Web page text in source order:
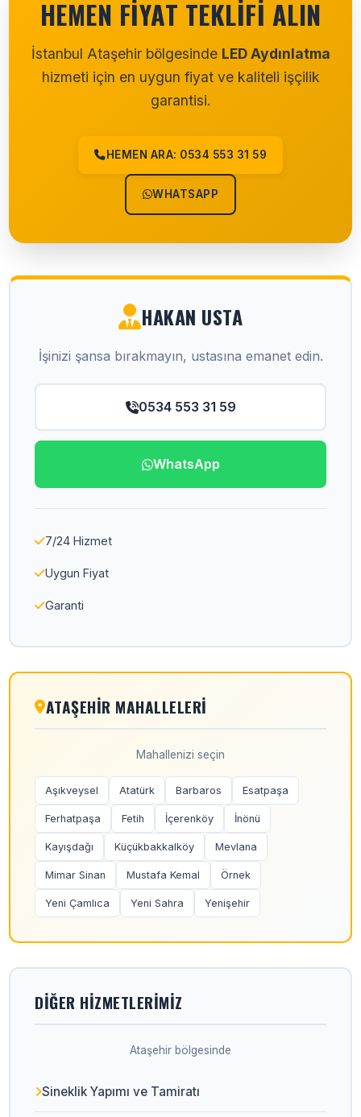
HEMEN FIYAT TEKLIFI ALIN
İstanbul Ataşehir bölgesinde LED Aydınlatma
hizmeti için en uygun fiyat ve kaliteli işçilik
garantisi.
HEMEN ARA: 0534 553 31 59
WHATSAPP
HAKAN USTA
İşinizi şansa bırakmayın, ustasına emanet edin.
0534 553 31 59
WhatsApp
7/24 Hizmet
Uygun Fiyat
Garanti
ATAŞEHIR MAHALLELERI
Mahallenizi seçin
Aşıkveysel Atatürk Barbaros Esatpaşa
Ferhatpaşa Fetih İçerenköy İnönü
Kayışdağı Küçükbakkalköy Mevlana
Mimar Sinan Mustafa Kemal Örnek
Yeni Çamlıca Yeni Sahra Yenişehir
DIĞER HIZMETLERIMIZ
Ataşehir bölgesinde
Sineklik Yapımı ve Tamiratı